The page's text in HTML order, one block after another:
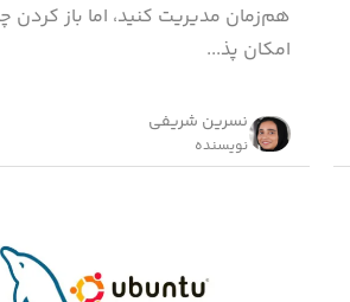
هم‌زمان مدیریت کنید، اما باز کردن
امکان پذ...
نسرین شریفی
نویسنده